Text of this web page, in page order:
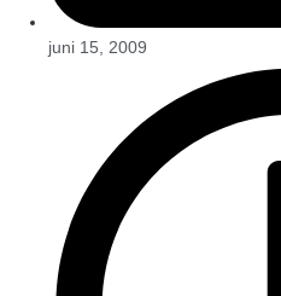
juni 15, 2009